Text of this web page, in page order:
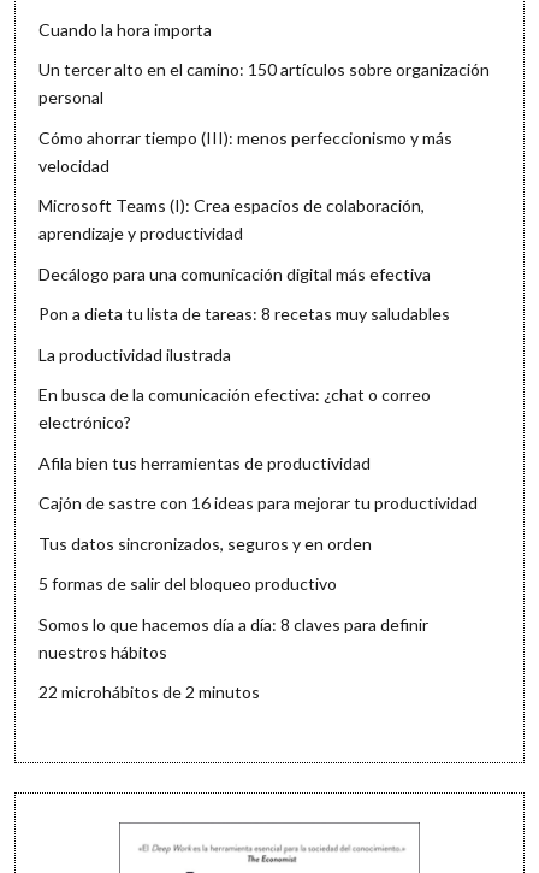
Cuando la hora importa
Un tercer alto en el camino: 150 artículos sobre organización
personal
Cómo ahorrar tiempo (III): menos perfeccionismo y más
velocidad
Microsoft Teams (I): Crea espacios de colaboración,
aprendizaje y productividad
Decálogo para una comunicación digital más efectiva
Pon a dieta tu lista de tareas: 8 recetas muy saludables
La productividad ilustrada
En busca de la comunicación efectiva: ¿chat o correo
electrónico?
Afila bien tus herramientas de productividad
Cajón de sastre con 16 ideas para mejorar tu productividad
Tus datos sincronizados, seguros y en orden
5 formas de salir del bloqueo productivo
Somos lo que hacemos día a día: 8 claves para definir
nuestros hábitos
22 microhábitos de 2 minutos